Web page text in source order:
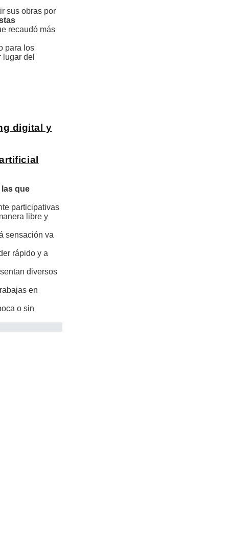
sus obras por
recaudó más
para los
del
digital y
que
participativas
libre y
sensación va
rápido y a
diversos
en
o sin